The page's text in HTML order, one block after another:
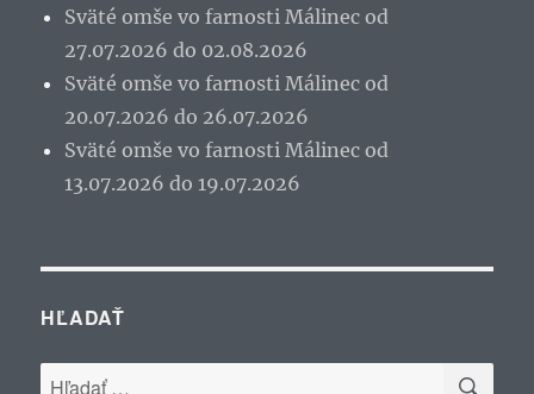
Sväté omše vo farnosti Málinec od
27.07.2026 do 02.08.2026
Sväté omše vo farnosti Málinec od
20.07.2026 do 26.07.2026
Sväté omše vo farnosti Málinec od
13.07.2026 do 19.07.2026
HĽADAŤ
Hľadať: